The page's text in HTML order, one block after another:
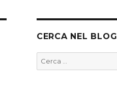
CERCA NEL BLOG
Cerca: